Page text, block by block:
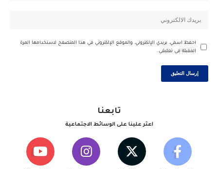
احفظ اسمي، بريدي الإلكتروني، والموقع الإلكتروني في هذا المتصفح لاستخدامها المرة
المقبلة في تعليقي.
تابعنا
اعثر علينا على الوسائط الاجتماعية